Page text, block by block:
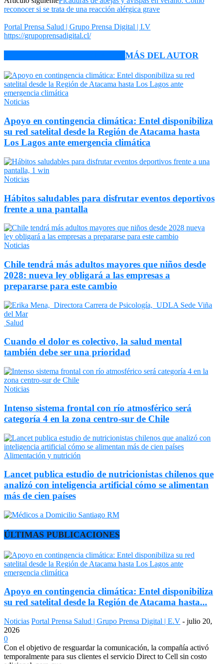
reconocer si se trata de una reacción alérgica grave
Portal Prensa Salud | Grupo Prensa Digital | I.V
https://grupoprensadigital.cl/
MÁS DEL AUTOR
Noticias
Apoyo en contingencia climática: Entel disponibiliza
su red satelital desde la Región de Atacama hasta
Los Lagos ante emergencia climática
Noticias
Hábitos saludables para disfrutar eventos deportivos
frente a una pantalla
Noticias
Chile tendrá más adultos mayores que niños desde
2028: nueva ley obligará a las empresas a
prepararse para este cambio
Salud
Cuando el dolor es colectivo, la salud mental
también debe ser una prioridad
Noticias
Intenso sistema frontal con río atmosférico será
categoría 4 en la zona centro-sur de Chile
Alimentación y nutrición
Lancet publica estudio de nutricionistas chilenos que
analizó con inteligencia artificial cómo se alimentan
más de cien países
ÚLTIMAS PUBLICACIONES
Apoyo en contingencia climática: Entel disponibiliza
su red satelital desde la Región de Atacama hasta...
Noticias Portal Prensa Salud | Grupo Prensa Digital | E.V - julio 20,
2026
0
Con el objetivo de resguardar la comunicación, la compañía activó
temporalmente para sus clientes el servicio Direct to Cell sin costo